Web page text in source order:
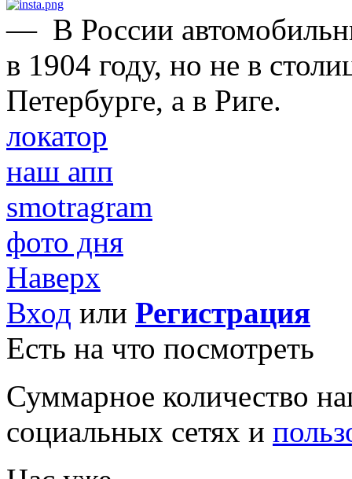
— В России
в 1904 году, но не в
Петербурге, а в Риге.
локатор
наш апп
smotragram
фото дня
Наверх
Вход или Регистрация
Есть на что посмотреть
Суммарное количество
социальных сетях и